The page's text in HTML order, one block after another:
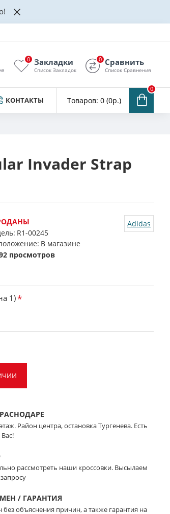
Закладки
Список Закладок
0 Сравнить
Список Сравнения
0
КОНТАКТЫ Товаров: 0 (0р.)
0
Invader Strap
R1-00245
В магазине
Adidas
просмотров
1)
Район центра, остановка Тургенева. Есть
рассмотреть наши кроссовки. Высылаем
/ ГАРАНТИЯ
объяснения причин, а также гарантия на